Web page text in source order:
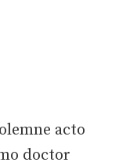
acto
doctor